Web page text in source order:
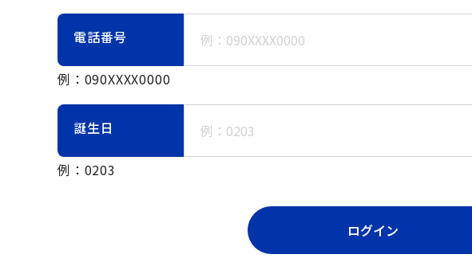
電話番号
例：090XXXX0000
誕生日
例：0203
ログイン